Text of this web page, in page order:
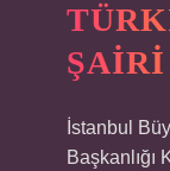
İstanbul
Başkanlığı